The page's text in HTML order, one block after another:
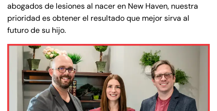
abogados de lesiones al nacer en New Haven, nuestra
prioridad es obtener el resultado que mejor sirva al
futuro de su hijo.
Friday
8:30 AM – 5:00
PM
Saturday
Sunday
Closed
Friday
8:30 AM – 5:00
PM
Saturday
Sunday
Closed